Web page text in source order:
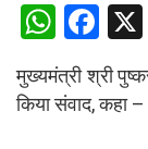
W
h
at
F
a
ce
b
मुख्यमंत्री श्री
किया संवाद, कहा